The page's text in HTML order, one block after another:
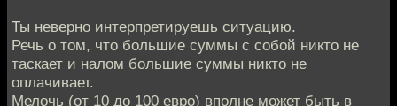
Ты неверно интерпретируешь ситуацию.
Речь о том, что большие суммы с собой никто не
таскает и налом большие суммы никто не
оплачивает.
Мелочь (от 10 до 100 евро) вполне может быть в